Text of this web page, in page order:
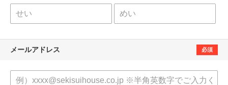
メールアドレス 必須